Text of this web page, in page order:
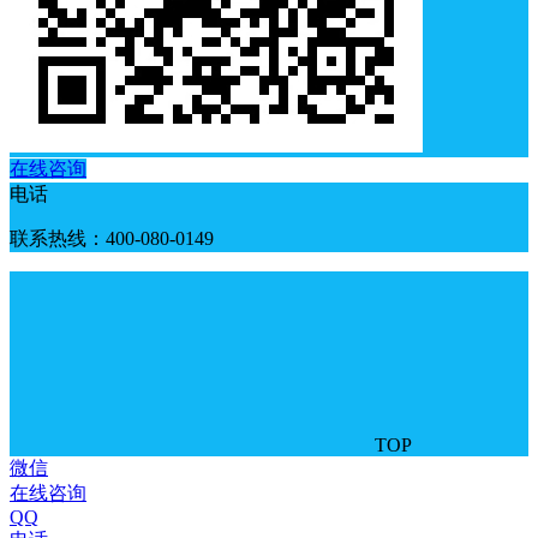
在线咨询
电话
联系热线：400-080-0149
TOP
微信
在线咨询
QQ